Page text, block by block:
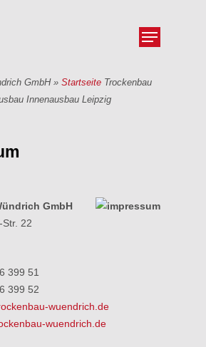
Menu
GmbH »Startseite Trockenbau
Innenausbau Leipzig
GmbH
22
399 51
399 52
wuendrich.de
wuendrich.de